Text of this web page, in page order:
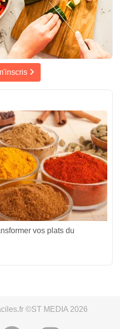
vos plats du
©ST MEDIA 2026